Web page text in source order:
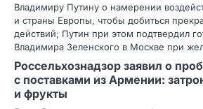
Владимиру Путину о намерении
и страны Европы, чтобы добиться
действий; Путин при этом подтвердил
Владимира Зеленского в Москве при
Россельхознадзор заявил о
с поставками из Армении:
и фрукты